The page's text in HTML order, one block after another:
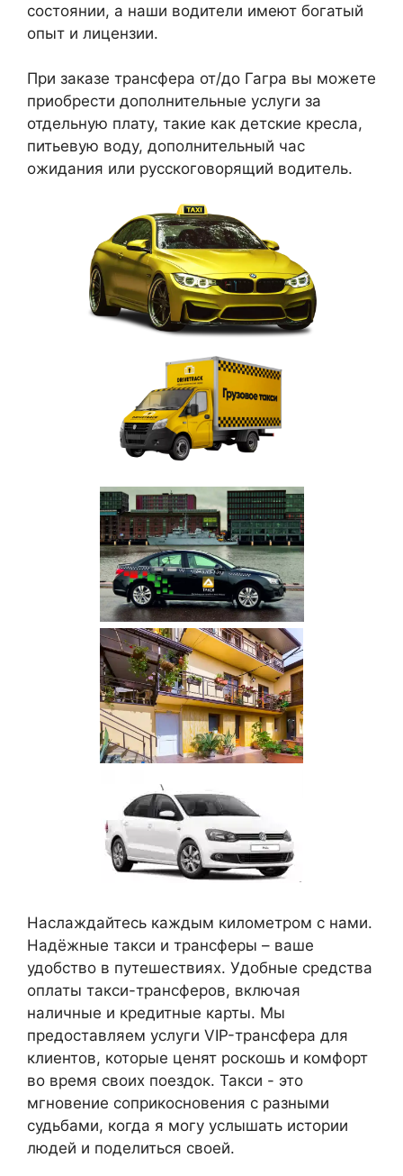
состоянии, а наши водители имеют богатый
опыт и лицензии.
При заказе трансфера от/до Гагра вы можете
приобрести дополнительные услуги за
отдельную плату, такие как детские кресла,
питьевую воду, дополнительный час
ожидания или русскоговорящий водитель.
Наслаждайтесь каждым километром с нами.
Надёжные такси и трансферы – ваше
удобство в путешествиях. Удобные средства
оплаты такси-трансферов, включая
наличные и кредитные карты. Мы
предоставляем услуги VIP-трансфера для
клиентов, которые ценят роскошь и комфорт
во время своих поездок. Такси - это
мгновение соприкосновения с разными
судьбами, когда я могу услышать истории
людей и поделиться своей.